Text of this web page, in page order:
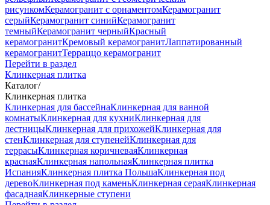
рисункомКерамогранит с орнаментомКерамогранит
серыйКерамогранит синийКерамогранит
темныйКерамогранит черныйКрасный
керамогранитКремовый керамогранитЛаппатированный
керамогранитТерраццо керамогранит
Перейти в раздел
Клинкерная плитка
Каталог/
Клинкерная плитка
Клинкерная для бассейнаКлинкерная для ванной
комнатыКлинкерная для кухниКлинкерная для
лестницыКлинкерная для прихожейКлинкерная для
стенКлинкерная для ступенейКлинкерная для
террасыКлинкерная коричневаяКлинкерная
краснаяКлинкерная напольнаяКлинкерная плитка
ИспанияКлинкерная плитка ПольшаКлинкерная под
деревоКлинкерная под каменьКлинкерная сераяКлинкерная
фасаднаяКлинкерные ступени